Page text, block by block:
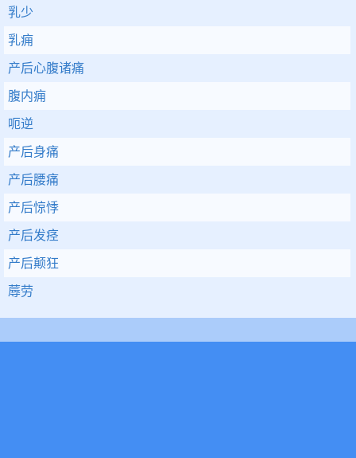
乳少
乳痈
产后心腹诸痛
腹内痈
呃逆
产后身痛
产后腰痛
产后惊悸
产后发痉
产后颠狂
蓐劳